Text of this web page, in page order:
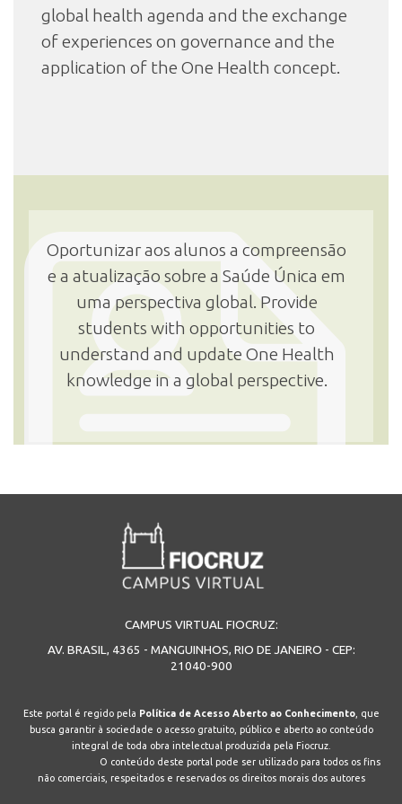
global health agenda and the exchange
of experiences on governance and the
application of the One Health concept.
Oportunizar aos alunos a compreensão
e a atualização sobre a Saúde Única em
uma perspectiva global. Provide
students with opportunities to
understand and update One Health
knowledge in a global perspective.
CAMPUS VIRTUAL FIOCRUZ:
AV. BRASIL, 4365 - MANGUINHOS, RIO DE JANEIRO - CEP:
21040-900
Este portal é regido pela Política de Acesso Aberto ao Conhecimento, que
busca garantir à sociedade o acesso gratuito, público e aberto ao conteúdo
integral de toda obra intelectual produzida pela Fiocruz.
O conteúdo deste portal pode ser utilizado para todos os fins
não comerciais, respeitados e reservados os direitos morais dos autores